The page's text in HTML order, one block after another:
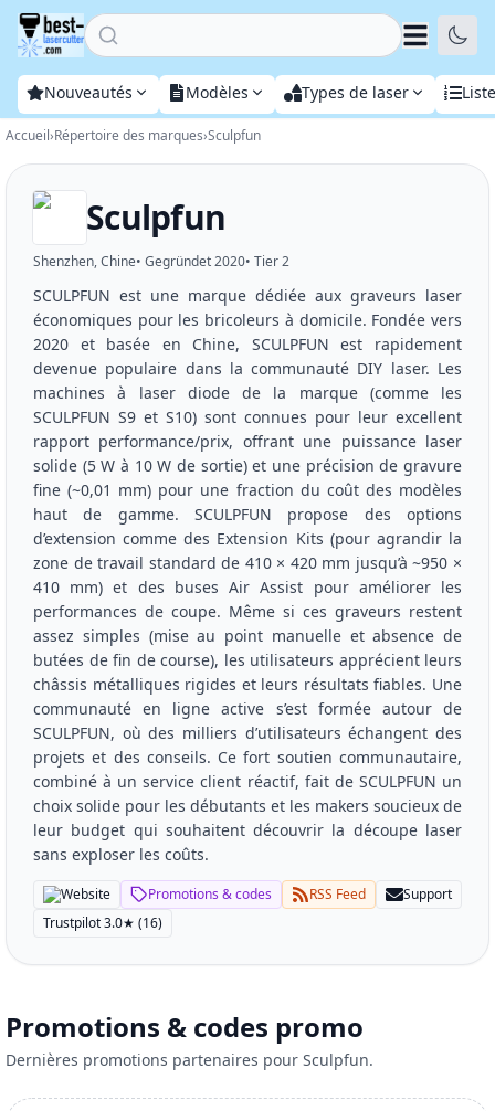
Home
Nouveautés Modèles Types de laser
Accueil›Répertoire des marques›Sculpfun
Sculpfun
Shenzhen, Chine• Gegründet2020• Tier2
SCULPFUN est une marque dédiée aux graveurs laser
économiques pour les bricoleurs à domicile. Fondée vers
2020 et basée en Chine, SCULPFUN est rapidement
devenue populaire dans la communauté DIY laser. Les
machines à laser diode de la marque (comme les
SCULPFUN S9 et S10) sont connues pour leur excellent
rapport performance/prix, offrant une puissance laser
solide (5 W à 10 W de sortie) et une précision de gravure
fine (~0,01 mm) pour une fraction du coût des modèles
haut de gamme. SCULPFUN propose des options
d’extension comme des Extension Kits (pour agrandir la
zone de travail standard de 410 × 420 mm jusqu’à ~950 ×
410 mm) et des buses Air Assist pour améliorer les
performances de coupe. Même si ces graveurs restent
assez simples (mise au point manuelle et absence de
butées de fin de course), les utilisateurs apprécient leurs
châssis métalliques rigides et leurs résultats fiables. Une
communauté en ligne active s’est formée autour de
SCULPFUN, où des milliers d’utilisateurs échangent des
projets et des conseils. Ce fort soutien communautaire,
combiné à un service client réactif, fait de SCULPFUN un
choix solide pour les débutants et les makers soucieux de
leur budget qui souhaitent découvrir la découpe laser
sans exploser les coûts.
Website Promotions & codes RSS Feed
Support
Trustpilot3.0★ (16)
Promotions & codes promo
Dernières promotions partenaires pour Sculpfun.